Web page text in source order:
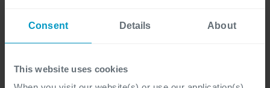
Consent Details About
This website uses cookies
Achternaam*